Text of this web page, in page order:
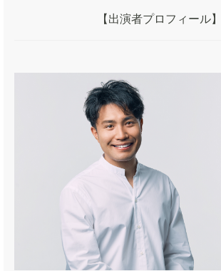
【出演者プロフィール】